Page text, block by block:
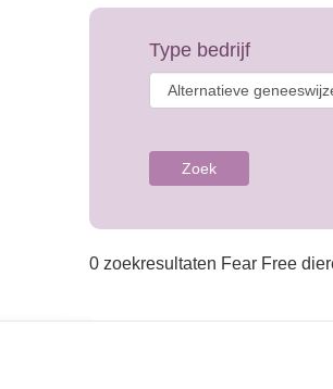
Type bedrijf
Zoek
0 zoekresultaten Fear Free